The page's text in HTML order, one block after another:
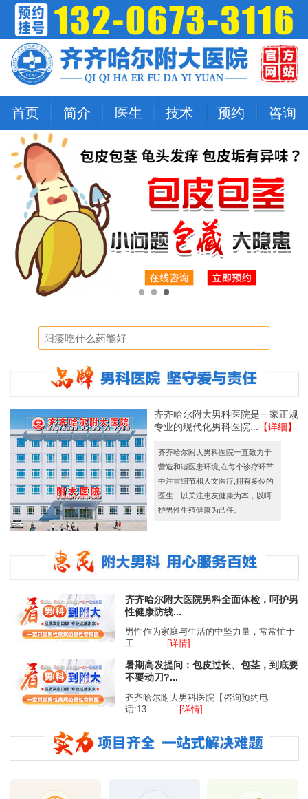
首页 简介 医生 技术 预约 咨询
齐齐哈尔附大男科医院是一家正规
专业的现代化男科医院...
【详细】
齐齐哈尔附大男科医院一直致力于
营造和谐医患环境,在每个诊疗环节
中注重细节和人文医疗,拥有多位的
医生，以关注患友健康为本，以呵
护男性生殖健康为己任。
齐齐哈尔附大医院男科全面体检，呵护男
性健康防线...
男性作为家庭与生活的中坚力量，常常忙于
工............ [详情]
暑期高发提问：包皮过长、包茎，到底要
不要动刀?...
齐齐哈尔附大男科医院【咨询预约电
话:13............
[详情]